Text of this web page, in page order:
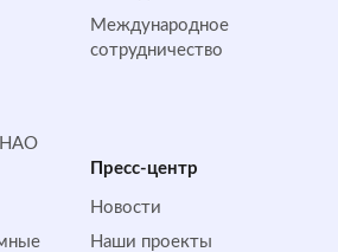
НАО
Международное
сотрудничество
Пресс-центр
Новости
Наши проекты